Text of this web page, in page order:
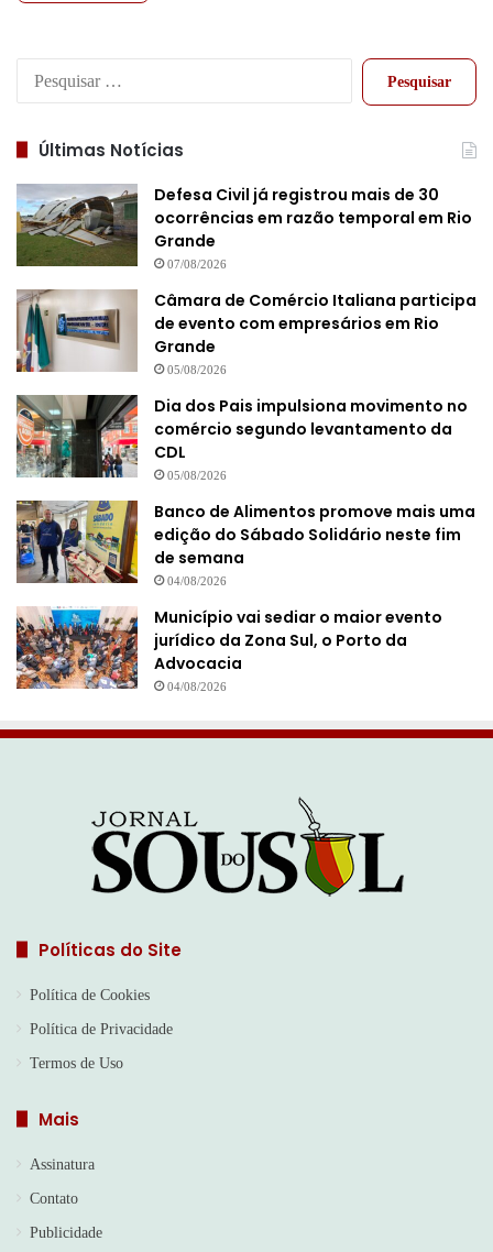
Pesquisar
Últimas Notícias
Defesa Civil já registrou mais de 30
ocorrências em razão temporal em Rio
Grande
07/08/2026
Câmara de Comércio Italiana participa
de evento com empresários em Rio
Grande
05/08/2026
Dia dos Pais impulsiona movimento no
comércio segundo levantamento da
CDL
05/08/2026
Banco de Alimentos promove mais uma
edição do Sábado Solidário neste fim
de semana
04/08/2026
Município vai sediar o maior evento
jurídico da Zona Sul, o Porto da
Advocacia
04/08/2026
Políticas do Site
Política de Cookies
Política de Privacidade
Termos de Uso
Mais
Assinatura
Contato
Publicidade